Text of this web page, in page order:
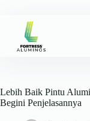
content
Lebih Baik Pintu
Begini Penjelasannya